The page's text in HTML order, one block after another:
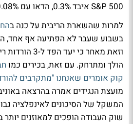
S&P 500 איבד 0.3%, הדאו עם 0.08%.
למרות שהשארת הריבית על כנה ב
בשבוע שעבר לא הפתיעה אף אחד,
הולך ומתרחק. עם זאת, בכירים כמו
קוק אומרים שאנחנו "מתקרבים
מועצת הנגידים אמרה בהרצאה
המשקל של הסיכונים לאינפלציה
שוק העבודה הופכים למאוזנים